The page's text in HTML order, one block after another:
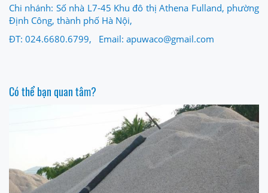
Chi nhánh: Số nhà L7-45 Khu đô thị Athena Fulland, phường
Định Công, thành phố Hà Nội,
ĐT: 024.6680.6799, Email: apuwaco@gmail.com
Có thể bạn quan tâm?